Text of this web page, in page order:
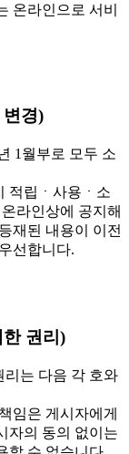
온라인으로 서비
경)
1월부로 모두 소
적립ㆍ사용ㆍ소
라인상에 공지해
재된 내용이 이전
선합니다.
권리)
리는 다음 각 호와
임은 게시자에게
자의 동의 없이는